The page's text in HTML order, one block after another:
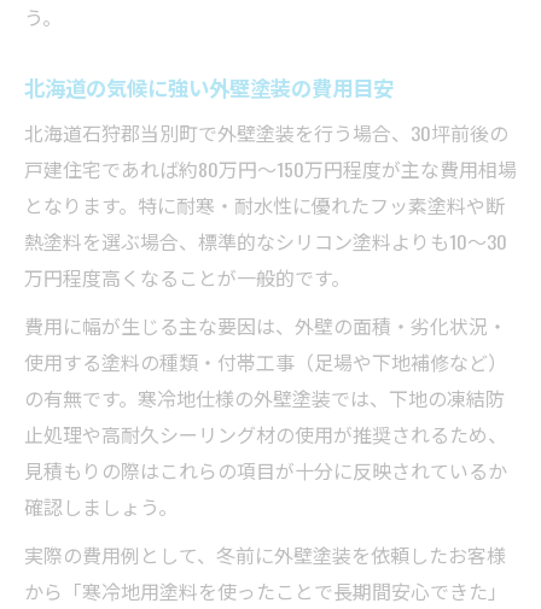
う。
北海道の気候に強い外壁塗装の費用目安
北海道石狩郡当別町で外壁塗装を行う場合、30坪前後の
戸建住宅であれば約80万円～150万円程度が主な費用相場
となります。特に耐寒・耐水性に優れたフッ素塗料や断
熱塗料を選ぶ場合、標準的なシリコン塗料よりも10～30
万円程度高くなることが一般的です。
費用に幅が生じる主な要因は、外壁の面積・劣化状況・
使用する塗料の種類・付帯工事（足場や下地補修など）
の有無です。寒冷地仕様の外壁塗装では、下地の凍結防
止処理や高耐久シーリング材の使用が推奨されるため、
見積もりの際はこれらの項目が十分に反映されているか
確認しましょう。
実際の費用例として、冬前に外壁塗装を依頼したお客様
から「寒冷地用塗料を使ったことで長期間安心できた」